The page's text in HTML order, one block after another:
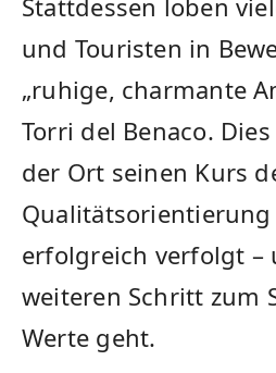
und Touristen in
„ruhige, charmante
Torri del Benaco.
der Ort seinen Kurs
erfolgreich verfolgt –
weiteren Schritt zum
Werte geht.